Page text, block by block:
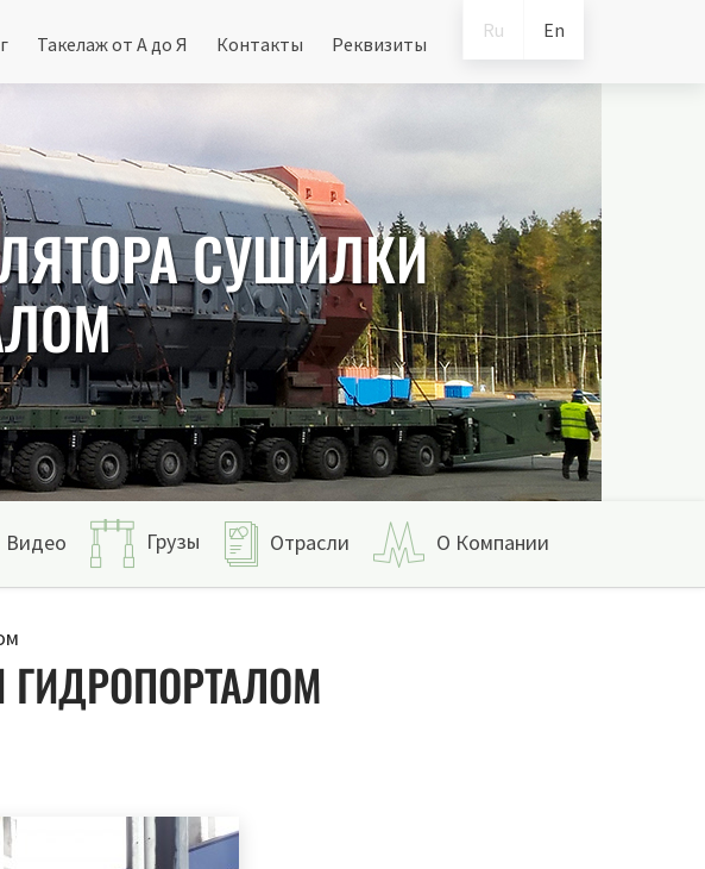
Ru En
Такелаж от А до Я Контакты Реквизиты
СУШИЛКИ
Видео Грузы Отрасли О Компании